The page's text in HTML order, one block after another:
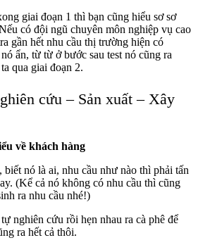
giai đoạn 1 thì bạn cũng hiểu sơ sơ
có đội ngũ chuyên môn nghiệp vụ cao
gần hết nhu cầu thị trường hiện có
ẩn, từ từ ở bước sau test nó cũng ra
qua giai đoạn 2.
cứu – Sản xuất – Xây
về khách hàng
nó là ai, nhu cầu như nào thì phải tấn
(Kể cả nó không có nhu cầu thì cũng
ra nhu cầu nhé!)
nghiên cứu rồi hẹn nhau ra cà phê để
ra hết cả thôi.